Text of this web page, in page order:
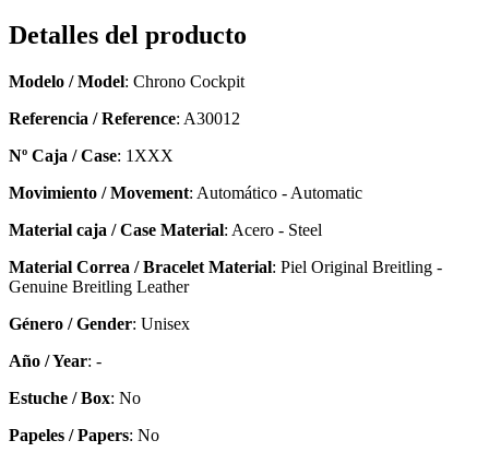
Detalles del producto
Modelo / Model: Chrono Cockpit
Referencia / Reference: A30012
Nº Caja / Case: 1XXX
Movimiento / Movement: Automático - Automatic
Material caja / Case Material: Acero - Steel
Material Correa / Bracelet Material: Piel Original Breitling -
Genuine Breitling Leather
Género / Gender: Unisex
Año / Year: -
Estuche / Box: No
Papeles / Papers: No